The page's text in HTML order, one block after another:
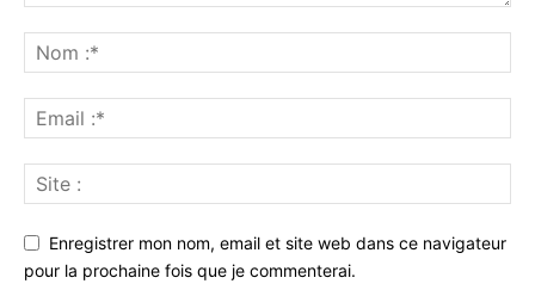
Enregistrer mon nom, email et site web dans ce navigateur
pour la prochaine fois que je commenterai.